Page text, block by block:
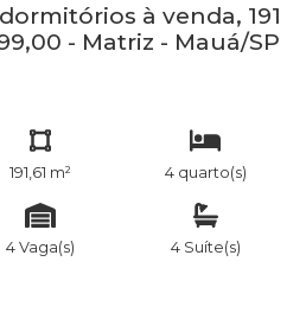
à venda, 191
- Matriz - Mauá/SP
191,61 m² 4 quarto(s)
4 Vaga(s) 4 Suíte(s)